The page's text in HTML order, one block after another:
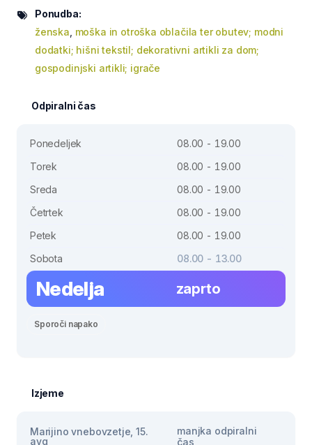
Ponudba:
ženska moška in otroška oblačila ter obutev; modni
dodatki; hišni tekstil; dekorativni artikli za dom;
gospodinjski artikli; igrače
Odpiralni čas
Ponedeljek
08.00 - 19.00
Torek
08.00 - 19.00
Sreda
08.00 - 19.00
Četrtek
08.00 - 19.00
Petek
08.00 - 19.00
Sobota
08.00 - 13.00
Nedelja zaprto
Sporoči napako
Izjeme
Marijino vnebovzetje, 15.
avg
manjka odpiralni
čas